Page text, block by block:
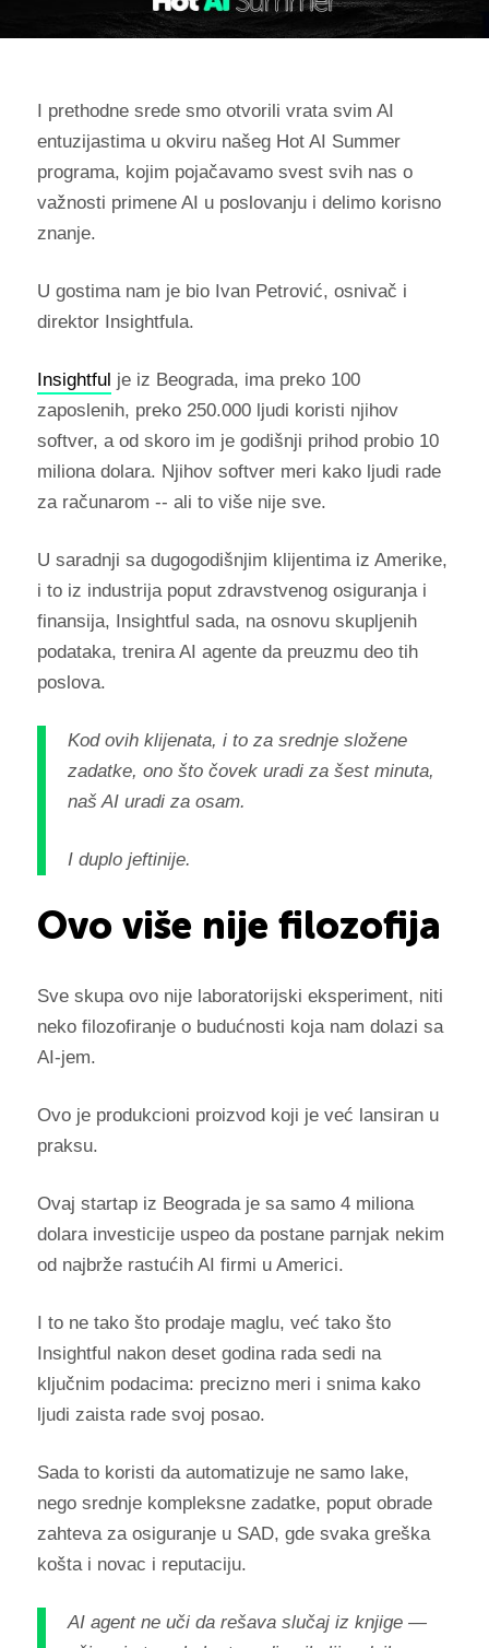
I prethodne srede smo otvorili vrata svim AI
entuzijastima u okviru našeg Hot AI Summer
programa, kojim pojačavamo svest svih nas o
važnosti primene AI u poslovanju i delimo korisno
znanje.
U gostima nam je bio Ivan Petrović, osnivač i
direktor Insightfula.
Insightful je iz Beograda, ima preko 100
zaposlenih, preko 250.000 ljudi koristi njihov
softver, a od skoro im je godišnji prihod probio 10
miliona dolara. Njihov softver meri kako ljudi rade
za računarom -- ali to više nije sve.
U saradnji sa dugogodišnjim klijentima iz Amerike,
i to iz industrija poput zdravstvenog osiguranja i
finansija, Insightful sada, na osnovu skupljenih
podataka, trenira AI agente da preuzmu deo tih
poslova.
Kod ovih klijenata, i to za srednje složene
zadatke, ono što čovek uradi za šest minuta,
naš AI uradi za osam.
I duplo jeftinije.
Ovo više nije filozofija
Sve skupa ovo nije laboratorijski eksperiment, niti
neko filozofiranje o budućnosti koja nam dolazi sa
AI-jem.
Ovo je produkcioni proizvod koji je već lansiran u
praksu.
Ovaj startap iz Beograda je sa samo 4 miliona
dolara investicije uspeo da postane parnjak nekim
od najbrže rastućih AI firmi u Americi.
I to ne tako što prodaje maglu, već tako što
Insightful nakon deset godina rada sedi na
ključnim podacima: precizno meri i snima kako
ljudi zaista rade svoj posao.
Sada to koristi da automatizuje ne samo lake,
nego srednje kompleksne zadatke, poput obrade
zahteva za osiguranje u SAD, gde svaka greška
košta i novac i reputaciju.
AI agent ne uči da rešava slučaj iz knjige —